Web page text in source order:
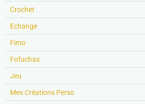
Crochet
Echange
Fimo
Fofuchas
Jeu
Mes Créations Perso